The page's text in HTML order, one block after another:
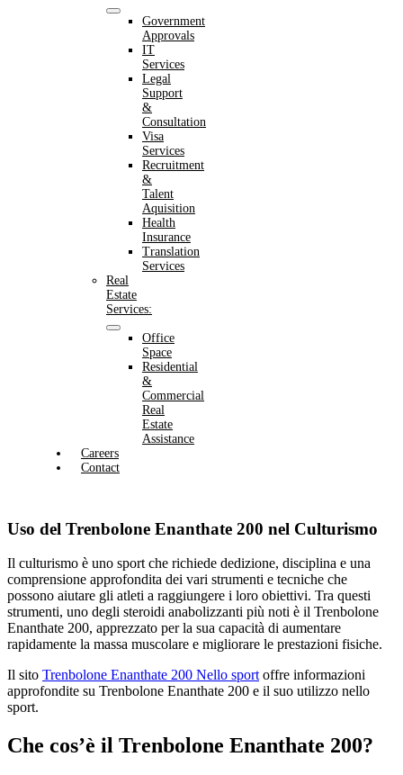
Government
Approvals
IT
Services
Legal
Support
&
Consultation
Visa
Services
Recruitment
&
Talent
Aquisition
Health
Insurance
Translation
Services
Real
Estate
Services:
Office
Space
Residential
&
Commercial
Real
Estate
Assistance
Careers
Contact
Uso del Trenbolone Enanthate 200 nel Culturismo
Il culturismo è uno sport che richiede dedizione, disciplina e una
comprensione approfondita dei vari strumenti e tecniche che
possono aiutare gli atleti a raggiungere i loro obiettivi. Tra questi
strumenti, uno degli steroidi anabolizzanti più noti è il Trenbolone
Enanthate 200, apprezzato per la sua capacità di aumentare
rapidamente la massa muscolare e migliorare le prestazioni fisiche.
Il sito Trenbolone Enanthate 200 Nello sportoffre informazioni
approfondite su Trenbolone Enanthate 200 e il suo utilizzo nello
sport.
Che cos’è il Trenbolone Enanthate 200?